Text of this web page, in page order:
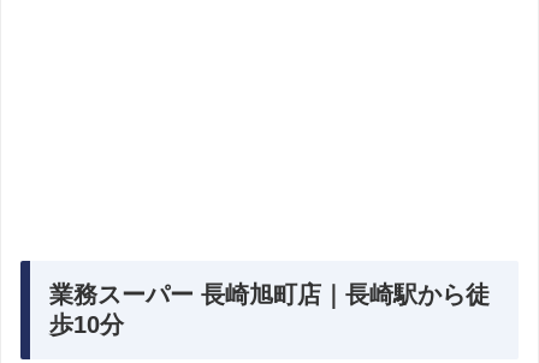
業務スーパー 長崎旭町店｜長崎駅から徒
歩10分